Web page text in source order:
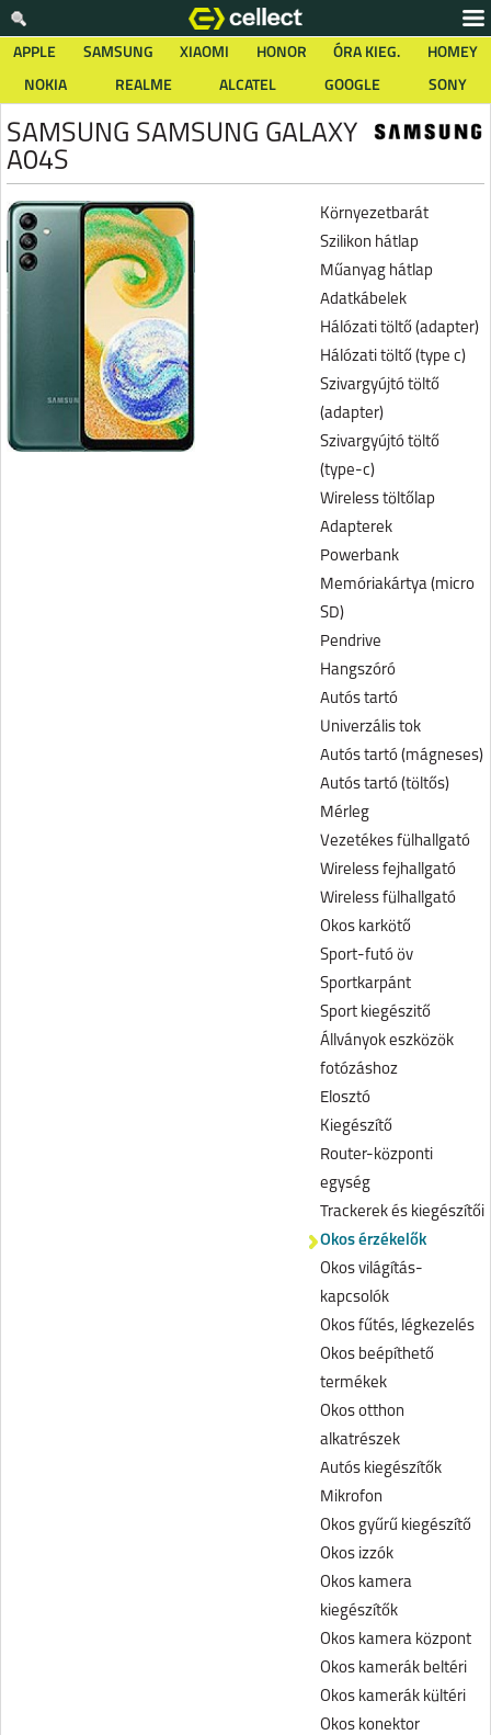
APPLE SAMSUNG XIAOMI HONOR ÓRA KIEG.
HOMEY
NOKIA
REALME ALCATEL GOOGLE SONY
SAMSUNG SAMSUNG GALAXY
A04S
Környezetbarát
Szilikon hátlap
Műanyag hátlap
Adatkábelek
Hálózati töltő (adapter)
Hálózati töltő (type c)
Szivargyújtó töltő
(adapter)
Szivargyújtó töltő
(type-c)
Wireless töltőlap
Adapterek
Powerbank
Memóriakártya (micro
SD)
Pendrive
Hangszóró
Autós tartó
Univerzális tok
Autós tartó (mágneses)
Autós tartó (töltős)
Mérleg
Vezetékes fülhallgató
Wireless fejhallgató
Wireless fülhallgató
Okos karkötő
Sport-futó öv
Sportkarpánt
Sport kiegészitő
Állványok eszközök
fotózáshoz
Elosztó
Kiegészítő
Router-központi
egység
Trackerek és kiegészítői
Okos érzékelők
Okos világítás-
kapcsolók
Okos fűtés, légkezelés
Okos beépíthető
termékek
Okos otthon
alkatrészek
Autós kiegészítők
Mikrofon
Okos gyűrű kiegészítő
Okos izzók
Okos kamera
kiegészítők
Okos kamera központ
Okos kamerák beltéri
Okos kamerák kültéri
Okos konektor